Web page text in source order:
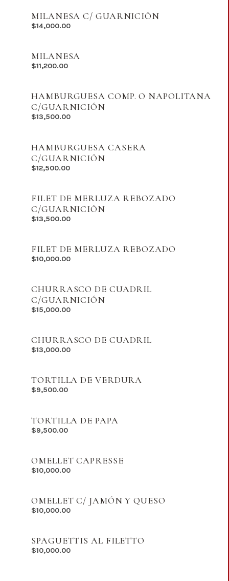
MILANESA C/ GUARNICIÓN
$14,000.00
MILANESA
$11,200.00
HAMBURGUESA COMP. O NAPOLITANA
C/GUARNICIÓN
$13,500.00
HAMBURGUESA CASERA
C/GUARNICIÓN
$12,500.00
FILET DE MERLUZA REBOZADO
C/GUARNICIÓN
$13,500.00
FILET DE MERLUZA REBOZADO
$10,000.00
CHURRASCO DE CUADRIL
C/GUARNICIÓN
$15,000.00
CHURRASCO DE CUADRIL
$13,000.00
TORTILLA DE VERDURA
$9,500.00
TORTILLA DE PAPA
$9,500.00
OMELLET CAPRESSE
$10,000.00
OMELLET C/ JAMÓN Y QUESO
$10,000.00
SPAGUETTIS AL FILETTO
$10,000.00